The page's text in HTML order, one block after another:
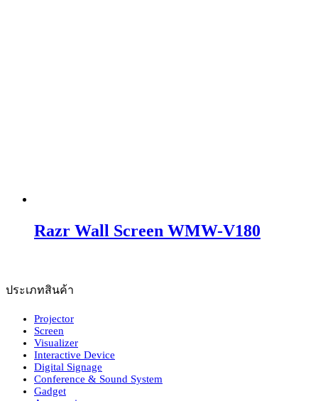
Razr Wall Screen WMW-V180
ประเภทสินค้า
Projector
Screen
Visualizer
Interactive Device
Digital Signage
Conference & Sound System
Gadget